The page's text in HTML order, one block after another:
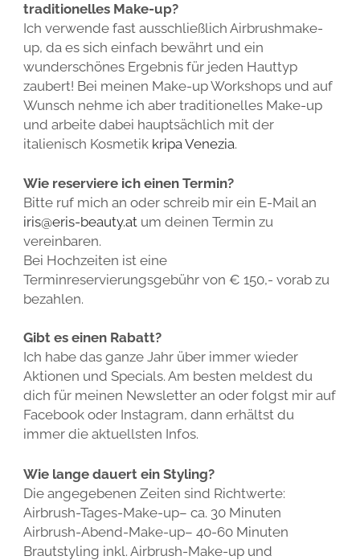
traditionelles Make-up?
Ich verwende fast ausschließlich Airbrushmake-
up, da es sich einfach bewährt und ein
wunderschönes Ergebnis für jeden Hauttyp
zaubert! Bei meinen Make-up Workshops und auf
Wunsch nehme ich aber traditionelles Make-up
und arbeite dabei hauptsächlich mit der
italienisch Kosmetik kripa Venezia.
Wie reserviere ich einen Termin?
Bitte ruf mich an oder schreib mir ein E-Mail an
iris@eris-beauty.atum deinen Termin zu
vereinbaren.
Bei Hochzeiten ist eine
Terminreservierungsgebühr von € 150,- vorab zu
bezahlen.
Gibt es einen Rabatt?
Ich habe das ganze Jahr über immer wieder
Aktionen und Specials. Am besten meldest du
dich für meinen Newsletter an oder folgst mir auf
Facebook oder Instagram, dann erhältst du
immer die aktuellsten Infos.
Wie lange dauert ein Styling?
Die angegebenen Zeiten sind Richtwerte:
Airbrush-Tages-Make-up– ca. 30 Minuten
Airbrush-Abend-Make-up– 40-60 Minuten
Brautstyling inkl. Airbrush-Make-up und